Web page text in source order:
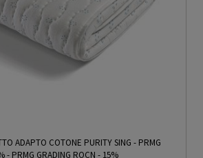
ADAPTO COTONE PURITY SING - PRMG
- PRMG GRADING ROCN - 15%